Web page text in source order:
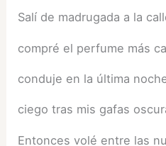
Salí de madrugada a la
compré el perfume más
conduje en la última
ciego tras mis gafas
Entonces volé entre las